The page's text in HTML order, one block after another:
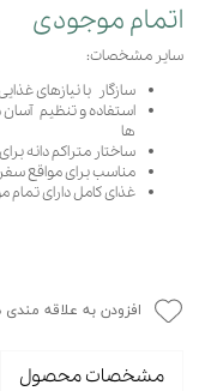
اتمام موجودی
سایر مشخصات:
سازگار با نیازهای
استفاده و تنظیم
ها
ساختار متراکم دانه
مناسب برای مواقع
غذای کامل دارای
افزودن به علاقه مندی
مشخصات محصول